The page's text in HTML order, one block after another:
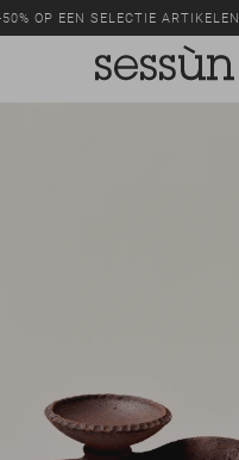
OP EEN SELECTIE ARTIKELEN.